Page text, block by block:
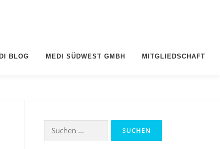
BLOG MEDI SÜDWEST GMBH MITGLIEDSCHAFT
nach: